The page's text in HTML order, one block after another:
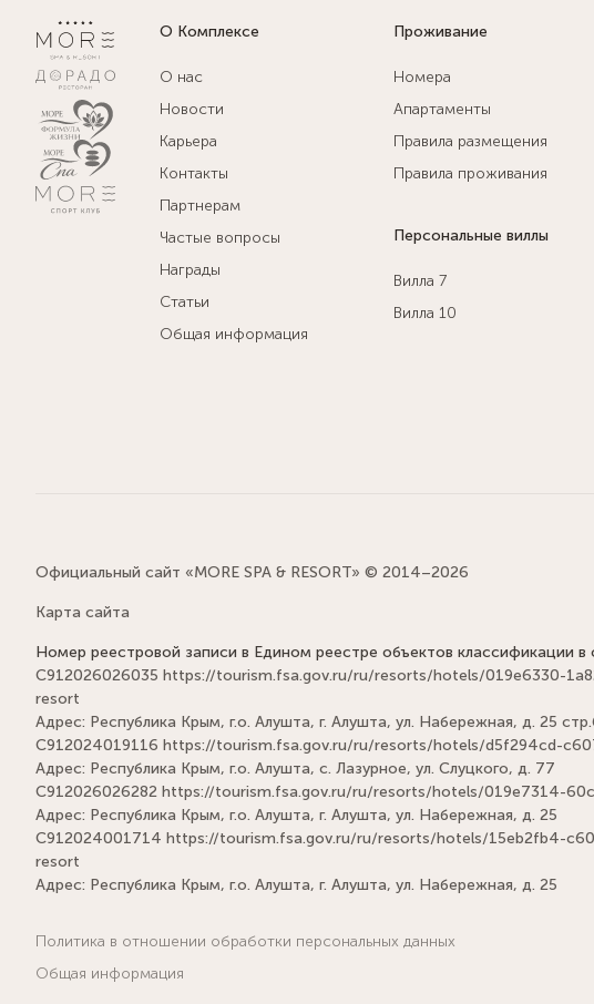
О Комплексе
О нас
Новости
Карьера
Контакты
Партнерам
Частые вопросы
Награды
Статьи
Общая информация
Проживание
Номера
Апартаменты
Правила размещения
Правила проживания
Персональные виллы
Вилла 7
Вилла 10
Официальный сайт «MORE SPA & RESORT» © 2014–2026
Карта сайта
Номер реестровой записи в Едином реестре объектов классификации в
С912026026035 https://tourism.fsa.gov.ru/ru/resorts/hotels/019e6330-
resort
Адрес: Республика Крым, г.о. Алушта, г. Алушта, ул. Набережная, д. 25
С912024019116 https://tourism.fsa.gov.ru/ru/resorts/hotels/d5f294cd-
Адрес: Республика Крым, г.о. Алушта, с. Лазурное, ул. Слуцкого, д. 77
С912026026282 https://tourism.fsa.gov.ru/ru/resorts/hotels/019e7314-
Адрес: Республика Крым, г.о. Алушта, г. Алушта, ул. Набережная, д. 25
С912024001714 https://tourism.fsa.gov.ru/ru/resorts/hotels/15eb2fb4-
resort
Адрес: Республика Крым, г.о. Алушта, г. Алушта, ул. Набережная, д. 25
Политика в отношении обработки персональных данных
Общая информация